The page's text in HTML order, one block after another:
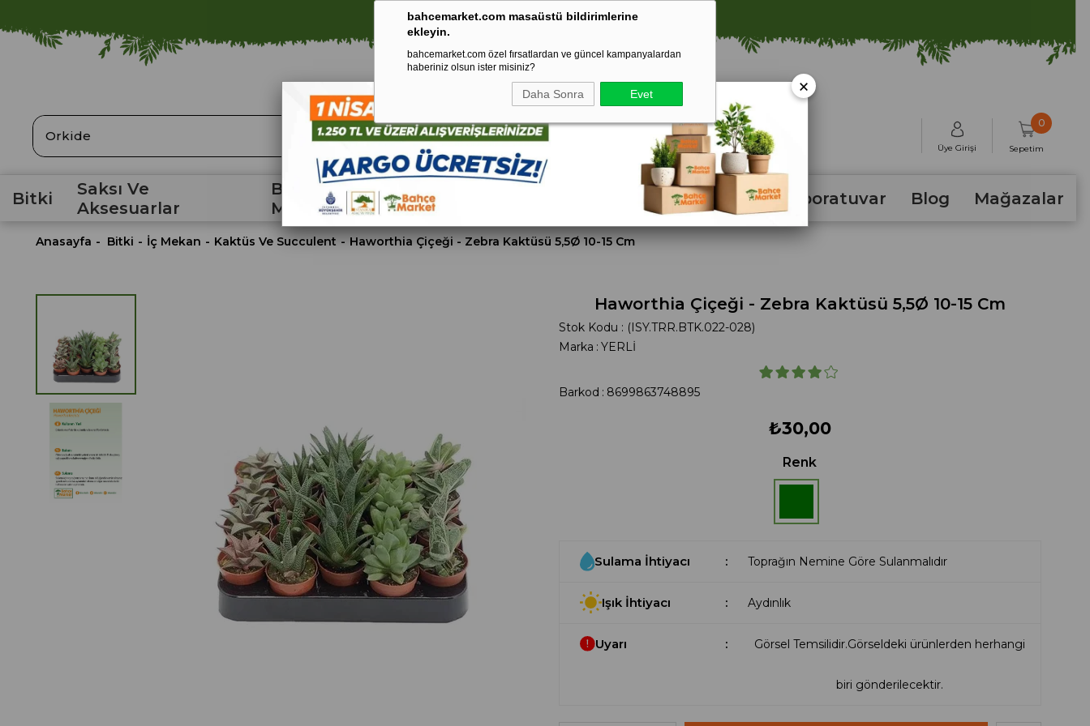
bahcemarket.com masaüstü bildirimlerine
ekleyin.
bahcemarket.com özel fırsatlardan ve güncel kampanyalardan
haberiniz olsun ister misiniz?
Daha Sonra Evet
🚀 1250 TL ÜZERİ ALIŞVERİŞLERDE KARGO ÜCRETSİZ!
ARA
Üye Girişi Sepetim
0
Bitki
Saksı Ve
Aksesuarlar
Bahçe
Malzemeleri
Tohum Laboratuvar Blog Mağazalar
Anasayfa Bitki İç Mekan Kaktüs Ve Succulent Haworthia Çiçeği - Zebra Kaktüsü 5,5Ø 10-15 Cm
Haworthia Çiçeği - Zebra Kaktüsü 5,5Ø 10-15 Cm
Stok Kodu
(ISY.TRR.BTK.022-028)
Marka : YERLİ
Barkod : 8699863748895
₺30,00
Renk
Sulama İhtiyacı Toprağın Nemine Göre Sulanmalıdır
Işık İhtiyacı Aydınlık
Uyarı Görsel Temsilidir.Görseldeki ürünlerden herhangi
biri gönderilecektir.
×